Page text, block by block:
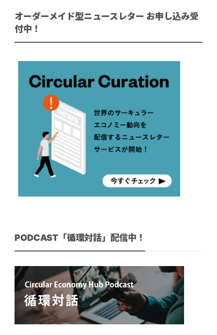
オーダーメイド型ニュースレター お申し込み受
付中！
PODCAST「循環対話」配信中！